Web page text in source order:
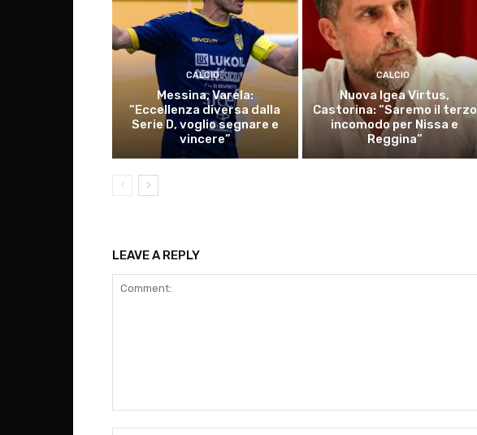
CALCIO
Messina, Varela:
“Eccellenza diversa dalla
Serie D, voglio segnare e
vincere”
CALCIO
Nuova Igea Virtus,
Castorina: “Saremo il terzo
incomodo per Nissa e
Reggina”
LEAVE A REPLY